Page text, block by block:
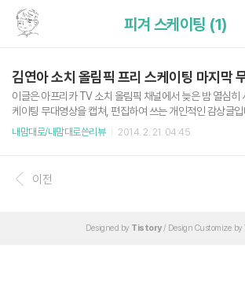
피겨 스케이팅 (1)
김연아 소치 올림픽 프리 스케이팅 마지막
이글은 아프리카 TV 소치 올림픽 채널에서 늦은 밤 열심히
케이팅 무대영상을 캡쳐, 편집하여 쓰는 개인적인 감상글입
김연아..아니 연아누나가 나오는 프리 스케이팅을 보려고 새
내맘대로/내맘대로쓴리뷰 2014. 2. 21. 04:45
이전
Designed by Tistory/ Design Customize by